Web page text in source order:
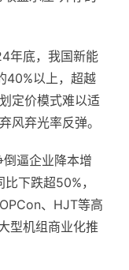
年底，我国新能
40%以上，超越
定价模式难以适
风弃光率反弹。
逼企业降本增
下跌超50%，
、HJT等高
型机组商业化推